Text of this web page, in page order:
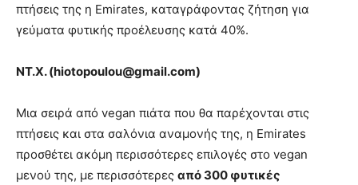
πτήσεις της η Emirates, καταγράφοντας ζήτηση για
γεύματα φυτικής προέλευσης κατά 40%.
ΝΤ.Χ. (hiotopoulou@gmail.com)
Μια σειρά από vegan πιάτα που θα παρέχονται στις
πτήσεις και στα σαλόνια αναμονής της, η Emirates
προσθέτει ακόμη περισσότερες επιλογές στο vegan
μενού της, με περισσότερες από 300 φυτικές